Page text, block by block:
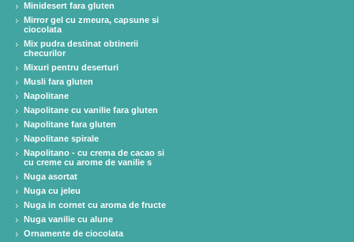
Minidesert fara gluten
Mirror gel cu zmeura, capsune si
ciocolata
Mix pudra destinat obtinerii
checurilor
Mixuri pentru deserturi
Musli fara gluten
Napolitane
Napolitane cu vanilie fara gluten
Napolitane fara gluten
Napolitane spirale
Napolitano - cu crema de cacao si
cu creme cu arome de vanilie s
Nuga asortat
Nuga cu jeleu
Nuga in cornet cu aroma de fructe
Nuga vanilie cu alune
Ornamente de ciocolata